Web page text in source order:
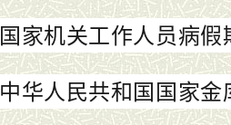
国家机关工作人员病
中华人民共和国国家金